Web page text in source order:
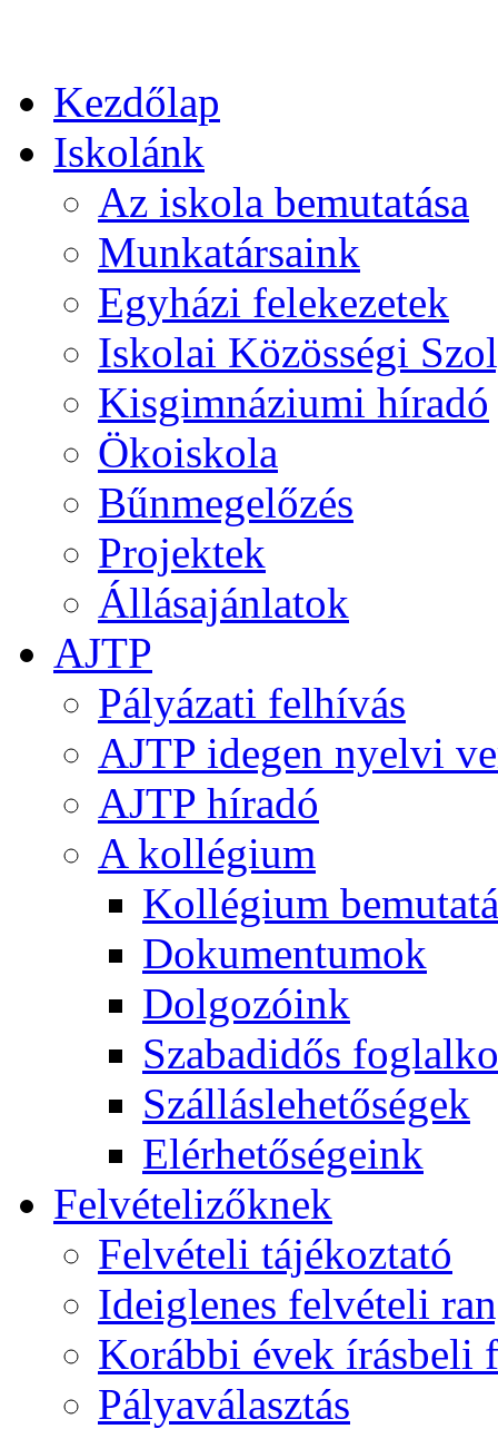
Kezdőlap
Iskolánk
Az iskola bemutatása
Munkatársaink
Egyházi felekezetek
Iskolai Közösségi
Kisgimnáziumi híradó
Ökoiskola
Bűnmegelőzés
Projektek
Állásajánlatok
AJTP
Pályázati felhívás
AJTP idegen nyelvi
AJTP híradó
A kollégium
Kollégium
Dokumentumok
Dolgozóink
Szabadidős
Szálláslehetőségek
Elérhetőségeink
Felvételizőknek
Felvételi tájékoztató
Ideiglenes felvételi
Korábbi évek írásbeli
Pályaválasztás